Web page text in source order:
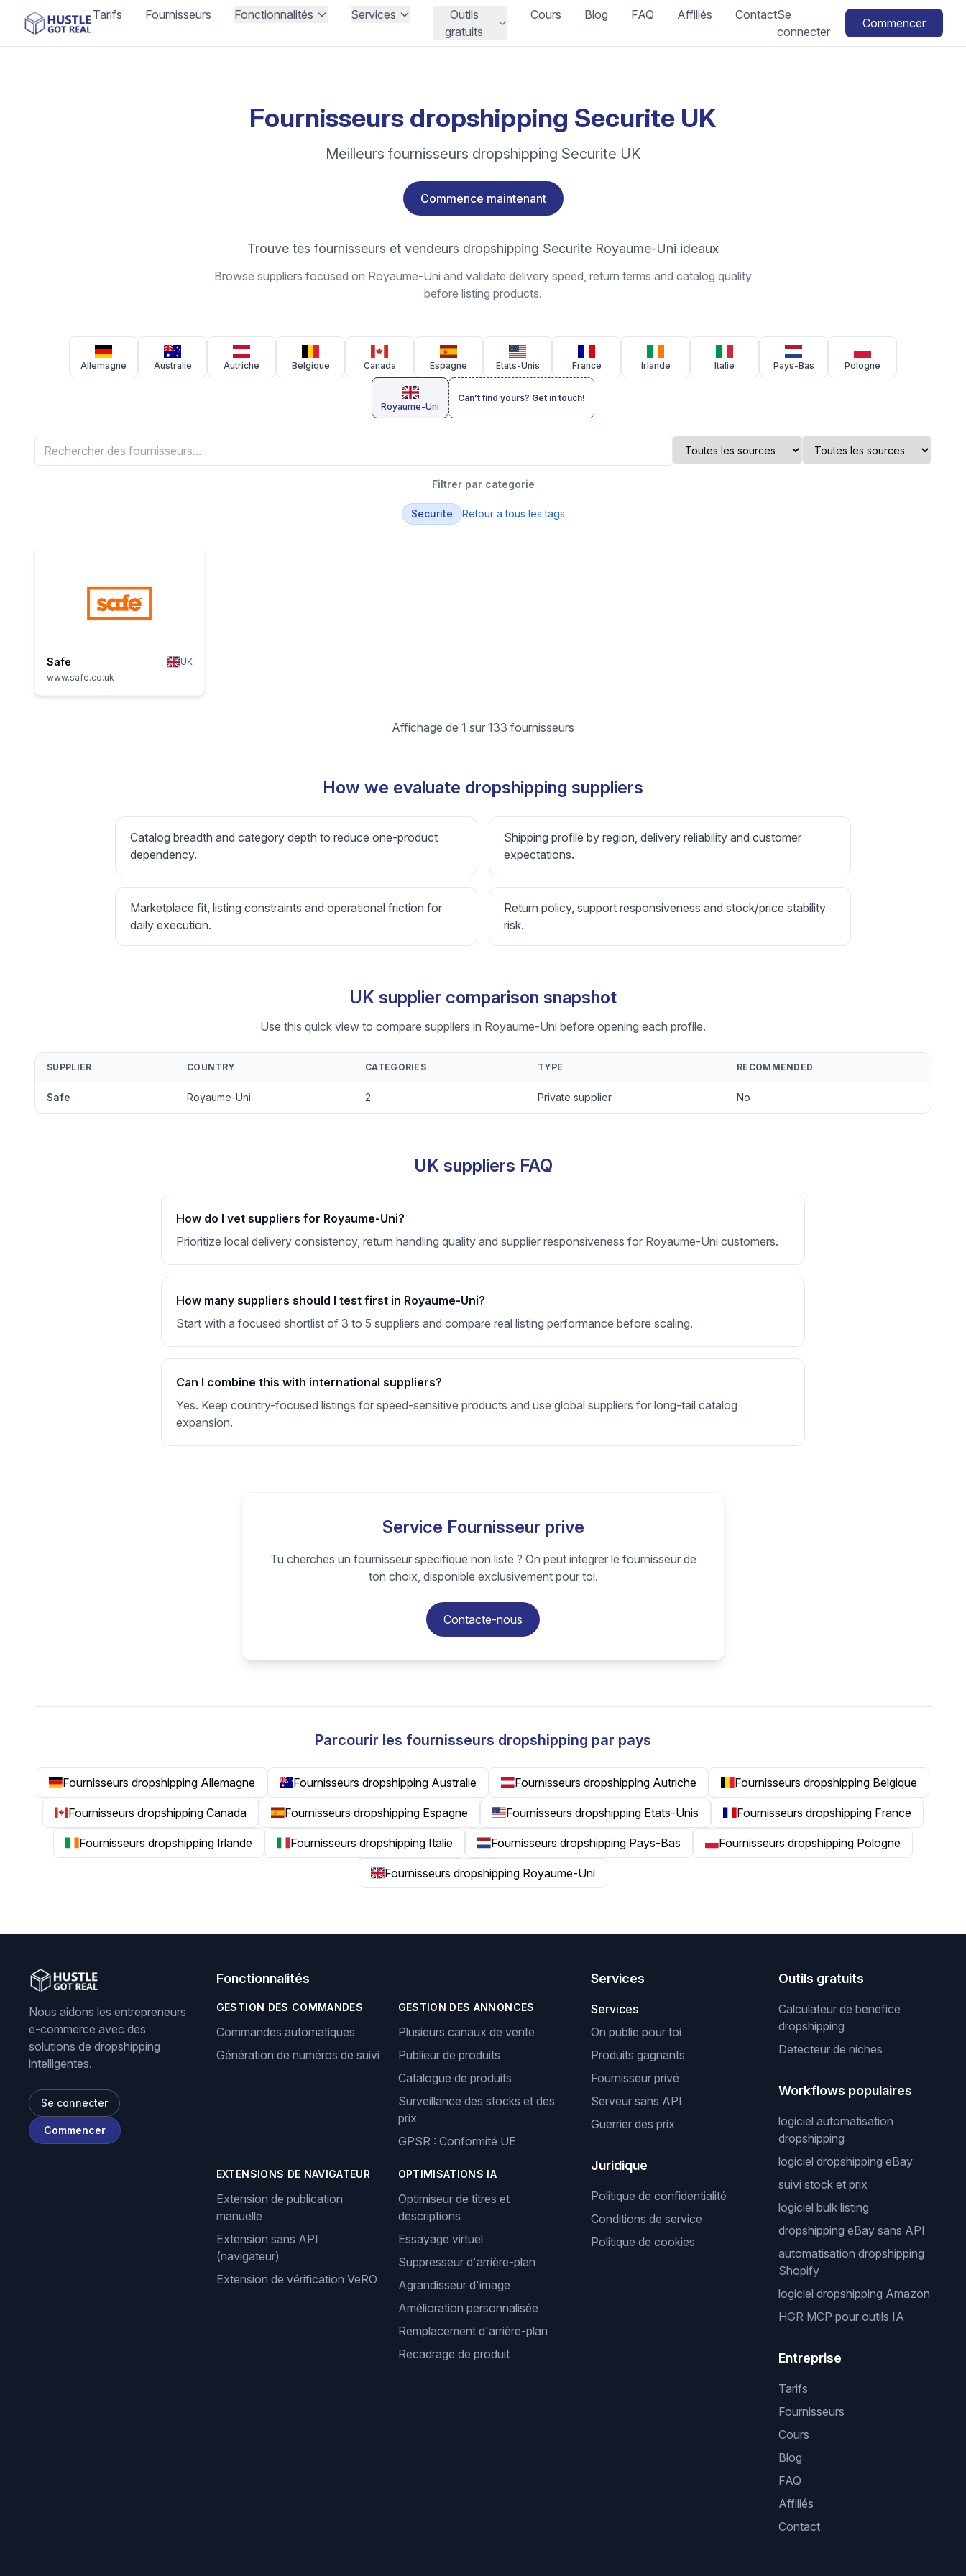
Tarifs Fournisseurs Fonctionnalités Services
Outils
gratuits
Cours Blog FAQ Affiliés ContactSe
connecter
Commencer
Fournisseurs dropshipping Securite UK
Meilleurs fournisseurs dropshipping Securite UK
Commence maintenant
Trouve tes fournisseurs et vendeurs dropshipping Securite Royaume-Uni ideaux
Browse suppliers focused on Royaume-Uni and validate delivery speed, return terms and catalog quality
before listing products.
Allemagne Australie Autriche Belgique Canada Espagne Etats-Unis France Irlande Italie Pays-Bas Pologne
Royaume-Uni
Can't find yours? Get in touch!
Filtrer par categorie
Securite Retour a tous les tags
Safe
UK
www.safe.co.uk
Affichage de 1 sur 133 fournisseurs
How we evaluate dropshipping suppliers
Catalog breadth and category depth to reduce one-product
dependency.
Shipping profile by region, delivery reliability and customer
expectations.
Marketplace fit, listing constraints and operational friction for
daily execution.
Return policy, support responsiveness and stock/price stability
risk.
UK supplier comparison snapshot
Use this quick view to compare suppliers in Royaume-Uni before opening each profile.
SUPPLIER COUNTRY CATEGORIES TYPE RECOMMENDED
Safe Royaume-Uni 2 Private supplier No
UK suppliers FAQ
How do I vet suppliers for Royaume-Uni?
Prioritize local delivery consistency, return handling quality and supplier responsiveness for Royaume-Uni customers.
How many suppliers should I test first in Royaume-Uni?
Start with a focused shortlist of 3 to 5 suppliers and compare real listing performance before scaling.
Can I combine this with international suppliers?
Yes. Keep country-focused listings for speed-sensitive products and use global suppliers for long-tail catalog
expansion.
Service Fournisseur prive
Tu cherches un fournisseur specifique non liste ? On peut integrer le fournisseur de
ton choix, disponible exclusivement pour toi.
Contacte-nous
Parcourir les fournisseurs dropshipping par pays
Fournisseurs dropshipping Allemagne Fournisseurs dropshipping Australie Fournisseurs dropshipping Autriche Fournisseurs dropshipping Belgique
Fournisseurs dropshipping Canada Fournisseurs dropshipping Espagne Fournisseurs dropshipping Etats-Unis Fournisseurs dropshipping France
Fournisseurs dropshipping Irlande Fournisseurs dropshipping Italie Fournisseurs dropshipping Pays-Bas Fournisseurs dropshipping Pologne
Fournisseurs dropshipping Royaume-Uni
Nous aidons les entrepreneurs
e-commerce avec des
solutions de dropshipping
intelligentes.
Se connecter
Commencer
Fonctionnalités
GESTION DES COMMANDES
Commandes automatiques
Génération de numéros de suivi
GESTION DES ANNONCES
Plusieurs canaux de vente
Publieur de produits
Catalogue de produits
Surveillance des stocks et des
prix
GPSR : Conformité UE
EXTENSIONS DE NAVIGATEUR
Extension de publication
manuelle
Extension sans API
(navigateur)
Extension de vérification VeRO
OPTIMISATIONS IA
Optimiseur de titres et
descriptions
Essayage virtuel
Suppresseur d'arrière-plan
Agrandisseur d'image
Amélioration personnalisée
Remplacement d'arrière-plan
Recadrage de produit
Services
Services
On publie pour toi
Produits gagnants
Fournisseur privé
Serveur sans API
Guerrier des prix
Juridique
Politique de confidentialité
Conditions de service
Politique de cookies
Outils gratuits
Calculateur de benefice
dropshipping
Detecteur de niches
Workflows populaires
logiciel automatisation
dropshipping
logiciel dropshipping eBay
suivi stock et prix
logiciel bulk listing
dropshipping eBay sans API
automatisation dropshipping
Shopify
logiciel dropshipping Amazon
HGR MCP pour outils IA
Entreprise
Tarifs
Fournisseurs
Cours
Blog
FAQ
Affiliés
Contact